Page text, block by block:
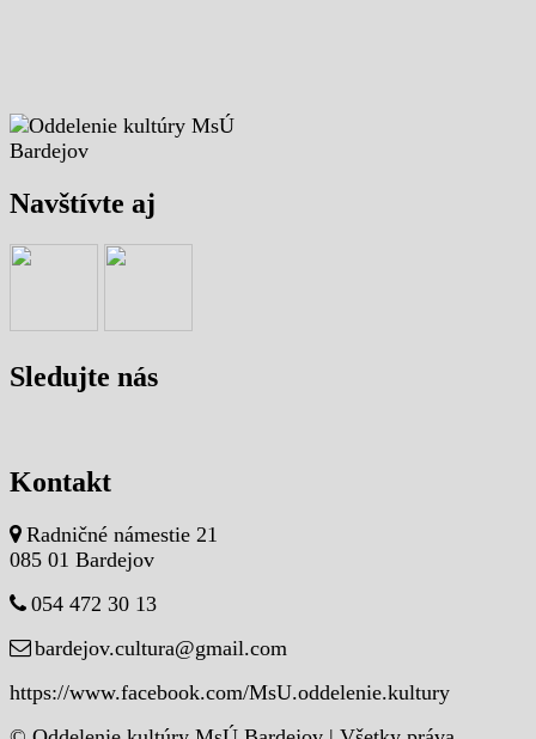
Navštívte aj
Sledujte nás
Kontakt
Radničné námestie 21
085 01 Bardejov
054 472 30 13
bardejov.cultura@gmail.com
https://www.facebook.com/MsU.oddelenie.kultury